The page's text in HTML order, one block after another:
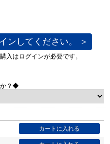
ンしてください。 ＞
か？◆